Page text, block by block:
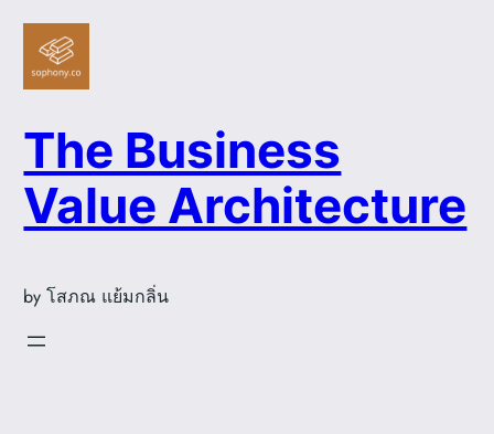
Skip
content
The Business
Value Architecture
by โสภณ แย้มกลิ่น